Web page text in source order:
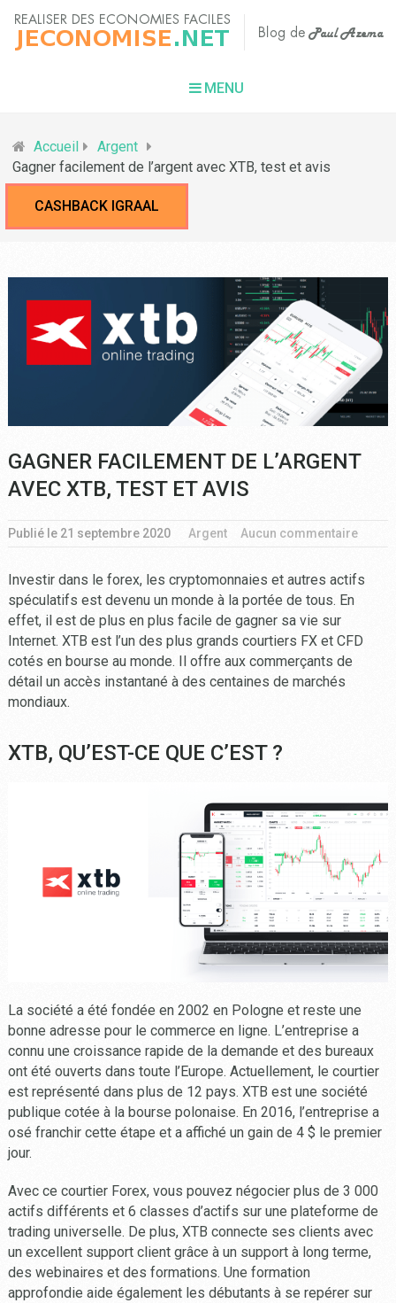
MENU
Accueil
Argent
Gagner facilement de l’argent avec XTB, test et avis
CASHBACK IGRAAL
GAGNER FACILEMENT DE L’ARGENT
AVEC XTB, TEST ET AVIS
Publié le 21 septembre 2020 Argent Aucun commentaire
Investir dans le forex, les cryptomonnaies et autres actifs
spéculatifs est devenu un monde à la portée de tous. En
effet, il est de plus en plus facile de gagner sa vie sur
Internet. XTB est l’un des plus grands courtiers FX et CFD
cotés en bourse au monde. Il offre aux commerçants de
détail un accès instantané à des centaines de marchés
mondiaux.
XTB, QU’EST-CE QUE C’EST ?
La société a été fondée en 2002 en Pologne et reste une
bonne adresse pour le commerce en ligne. L’entreprise a
connu une croissance rapide de la demande et des bureaux
ont été ouverts dans toute l’Europe. Actuellement, le courtier
est représenté dans plus de 12 pays. XTB est une société
publique cotée à la bourse polonaise. En 2016, l’entreprise a
osé franchir cette étape et a affiché un gain de 4 $ le premier
jour.
Avec ce courtier Forex, vous pouvez négocier plus de 3 000
actifs différents et 6 classes d’actifs sur une plateforme de
trading universelle. De plus, XTB connecte ses clients avec
un excellent support client grâce à un support à long terme,
des webinaires et des formations. Une formation
approfondie aide également les débutants à se repérer sur